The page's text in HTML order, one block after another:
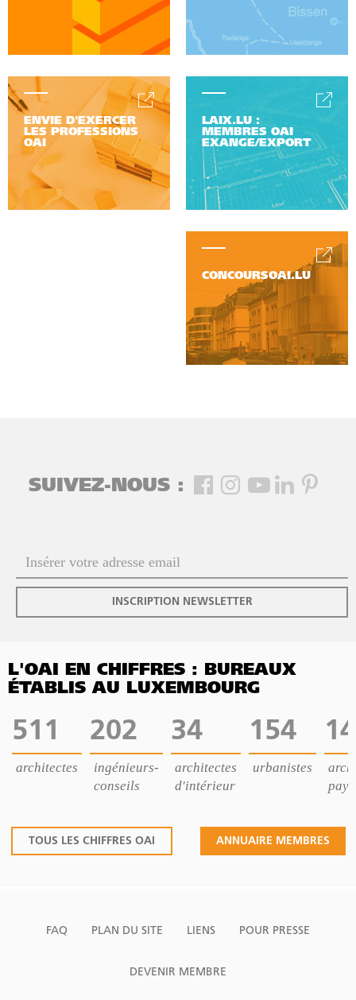
ENVIE D'EXERCER
LES PROFESSIONS
OAI
LAIX.LU :
MEMBRES OAI
EXANGE/EXPORT
CONCOURSOAI.LU
SUIVEZ-NOUS :
INSCRIPTION NEWSLETTER
L'OAI EN CHIFFRES : BUREAUX
ÉTABLIS AU LUXEMBOURG
511
architectes
202
ingénieurs-
conseils
34
architectes
d'intérieur
154
urbanistes
14
TOUS LES CHIFFRES OAI ANNUAIRE MEMBRES
FAQ PLAN DU SITE LIENS POUR PRESSE
DEVENIR MEMBRE